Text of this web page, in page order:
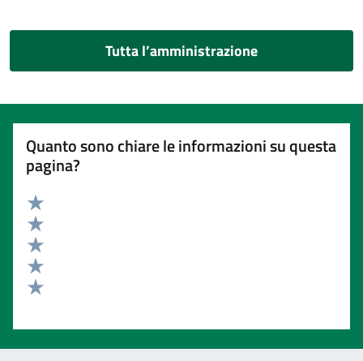
Tutta l’amministrazione
Quanto sono chiare le informazioni su questa
pagina?
Valuta 5 stelle su 5
Valuta 4 stelle su 5
Valuta 3 stelle su 5
Valuta 2 stelle su 5